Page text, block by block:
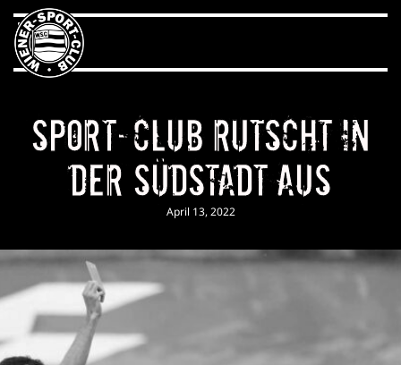
Sport-Club rutscht in
der Südstadt aus
April 13, 2022